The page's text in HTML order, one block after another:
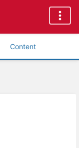
Content